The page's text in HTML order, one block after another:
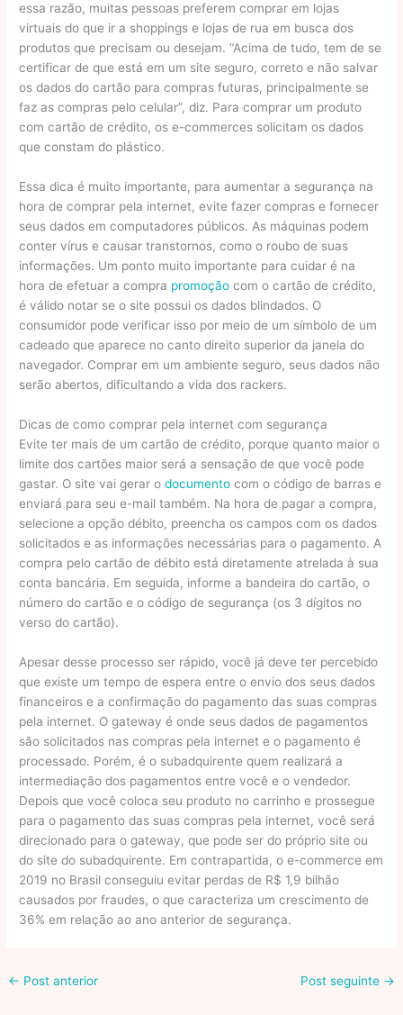
essa razão, muitas pessoas preferem comprar em lojas
virtuais do que ir a shoppings e lojas de rua em busca dos
produtos que precisam ou desejam. “Acima de tudo, tem de se
certificar de que está em um site seguro, correto e não salvar
os dados do cartão para compras futuras, principalmente se
faz as compras pelo celular”, diz. Para comprar um produto
com cartão de crédito, os e-commerces solicitam os dados
que constam do plástico.
Essa dica é muito importante, para aumentar a segurança na
hora de comprar pela internet, evite fazer compras e fornecer
seus dados em computadores públicos. As máquinas podem
conter vírus e causar transtornos, como o roubo de suas
informações. Um ponto muito importante para cuidar é na
hora de efetuar a compra promoção com o cartão de crédito,
é válido notar se o site possui os dados blindados. O
consumidor pode verificar isso por meio de um símbolo de um
cadeado que aparece no canto direito superior da janela do
navegador. Comprar em um ambiente seguro, seus dados não
serão abertos, dificultando a vida dos rackers.
Dicas de como comprar pela internet com segurança
Evite ter mais de um cartão de crédito, porque quanto maior o
limite dos cartões maior será a sensação de que você pode
gastar. O site vai gerar odocumento com o código de barras e
enviará para seu e-mail também. Na hora de pagar a compra,
selecione a opção débito, preencha os campos com os dados
solicitados e as informações necessárias para o pagamento. A
compra pelo cartão de débito está diretamente atrelada à sua
conta bancária. Em seguida, informe a bandeira do cartão, o
número do cartão e o código de segurança (os 3 dígitos no
verso do cartão).
Apesar desse processo ser rápido, você já deve ter percebido
que existe um tempo de espera entre o envio dos seus dados
financeiros e a confirmação do pagamento das suas compras
pela internet. O gateway é onde seus dados de pagamentos
são solicitados nas compras pela internet e o pagamento é
processado. Porém, é o subadquirente quem realizará a
intermediação dos pagamentos entre você e o vendedor.
Depois que você coloca seu produto no carrinho e prossegue
para o pagamento das suas compras pela internet, você será
direcionado para o gateway, que pode ser do próprio site ou
do site do subadquirente. Em contrapartida, o e-commerce em
2019 no Brasil conseguiu evitar perdas de R$ 1,9 bilhão
causados por fraudes, o que caracteriza um crescimento de
36% em relação ao ano anterior de segurança.
← Post anterior Post seguinte →